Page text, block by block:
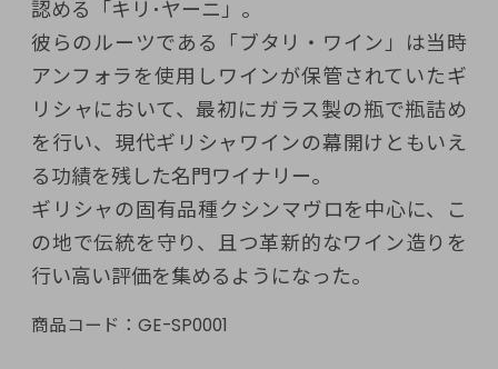
認める「キリ･ヤーニ」。
彼らのルーツである「ブタリ・ワイン」は当時
アンフォラを使用しワインが保管されていたギ
リシャにおいて、最初にガラス製の瓶で瓶詰め
を行い、現代ギリシャワインの幕開けともいえ
る功績を残した名門ワイナリー。
ギリシャの固有品種クシンマヴロを中心に、こ
の地で伝統を守り、且つ革新的なワイン造りを
行い高い評価を集めるようになった。
商品コード： GE-SP0001